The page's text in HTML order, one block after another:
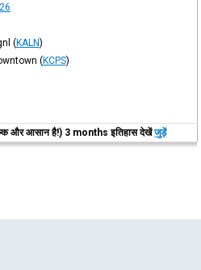
(KALN)
(KCPS)
और आसान है!) 3 months इतिहास देखेंजुड़ें